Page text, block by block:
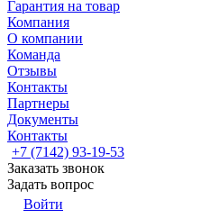
Гарантия на товар
Компания
О компании
Команда
Отзывы
Контакты
Партнеры
Документы
Контакты
+7 (7142) 93-19-53
Заказать звонок
Задать вопрос
Войти